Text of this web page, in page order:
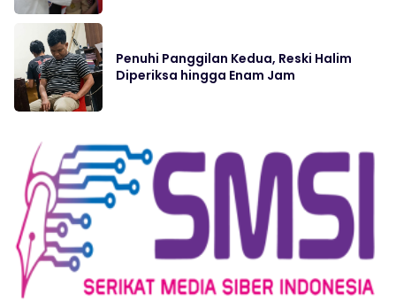
Penuhi Panggilan Kedua, Reski Halim
Diperiksa hingga Enam Jam